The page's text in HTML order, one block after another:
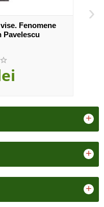
Fenomene
Pavelescu
›
+
+
+